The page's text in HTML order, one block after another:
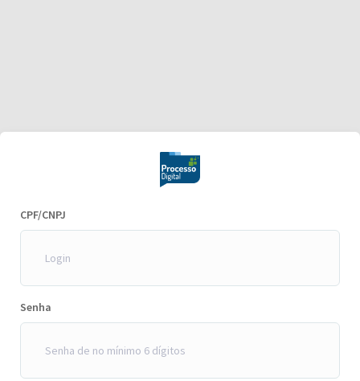
CPF/CNPJ
Senha